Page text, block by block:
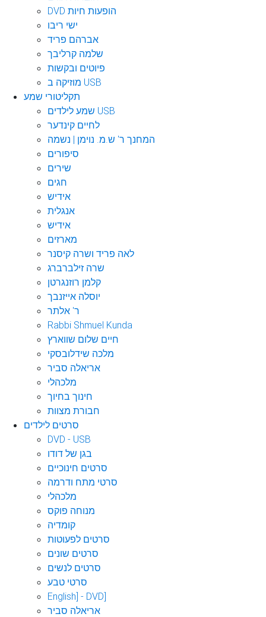
DVD הופעות חיות
ישי ריבו
אברהם פריד
שלמה קרליבך
פיוטים ובקשות
מוזיקה ב USB
תקליטורי שמע
שמע לילדים USB
לחיים קינדער
המחנך ר' ש.מ. נוימן | נשמה
סיפורים
שירים
חגים
אידיש
אנגלית
אידיש
מארזים
לאה פריד ושרה קיסנר
שרה זילברברג
קלמן רוזנגרטן
יוסלה אייזנבך
ר' אלתר
Rabbi Shmuel Kunda
חיים שלום שווארץ
מלכה שידלובסקי
אריאלה סביר
מלכהלי
חינוך בחיוך
חבורת מצוות
סרטים לילדים
DVD - USB
בגן של דודו
סרטים חינוכיים
סרטי מתח ודרמה
מלכהלי
מנוחה פוקס
קומדיה
סרטים לפעוטות
סרטים שונים
סרטים לנשים
סרטי טבע
English] - DVD]
אריאלה סביר